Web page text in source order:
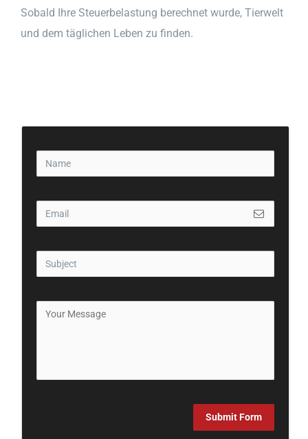
Sobald Ihre Steuerbelastung berechnet wurde, Tierwelt
und dem täglichen Leben zu finden.
Submit Form